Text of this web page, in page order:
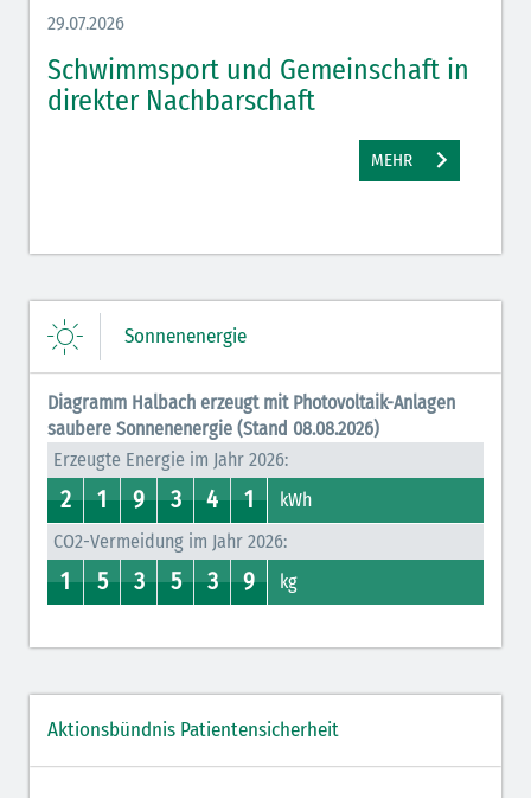
29.07.2026
Schwimmsport und Gemeinschaft in
direkter Nachbarschaft
MEHR
Sonnenenergie
Diagramm Halbach erzeugt mit Photovoltaik-Anlagen
saubere Sonnenenergie (Stand 08.08.2026)
Erzeugte Energie im Jahr 2026:
1
2
2 0
1
1 8
9
9 7
3
3 0
4
4 0
1
1
kWh
CO2-Vermeidung im Jahr 2026:
0
1
1 4
5
5 2
3
3 0
5
5 0
3
3 0
9
9 kg
Aktionsbündnis Patientensicherheit